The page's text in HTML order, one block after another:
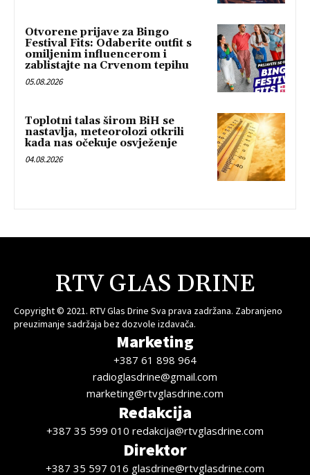
Otvorene prijave za Bingo
Festival Fits: Odaberite outfit s
omiljenim influencerom i
zablistajte na Crvenom tepihu
05.08.2026
Toplotni talas širom BiH se
nastavlja, meteorolozi otkrili
kada nas očekuje osvježenje
04.08.2026
RTV GLAS DRINE
Copyright © 2021. RTV Glas Drine Sva prava zadržana. Zabranjeno
preuzimanje sadržaja bez dozvole izdavača.
Marketing
+387 61 898 964
radioglasdrine@gmail.com
marketing@rtvglasdrine.com
Redakcija
+387 35 599 010 redakcija@rtvglasdrine.com
Direktor
+387 35 597 016 glasdrine@rtvglasdrine.com